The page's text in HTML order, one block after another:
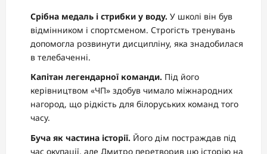
Срібна медаль і стрибки у воду. У школі він був
відмінником і спортсменом. Строгість тренувань
допомогла розвинути дисципліну, яка знадобилася
в телебаченні.
Капітан легендарної команди. Під його
керівництвом «ЧП» здобув чимало міжнародних
нагород, що рідкість для білоруських команд того
часу.
Буча як частина історії. Його дім постраждав під
час окупації, але Дмитро перетворив цю історію на